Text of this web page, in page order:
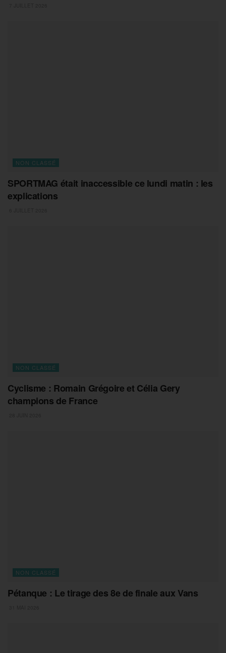
NON CLASSÉ
SPORTMAG était inaccessible ce lundi matin : les
explications
NON CLASSÉ
Cyclisme : Romain Grégoire et Célia Gery
champions de France
NON CLASSÉ
Pétanque : Le tirage des 8e de finale aux Vans